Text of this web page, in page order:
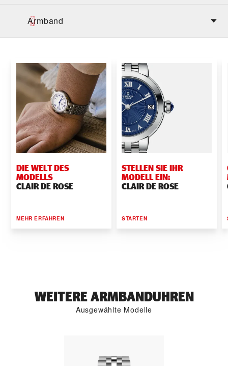
Armband
DIE WELT DES
MODELLS
CLAIR DE ROSE
MEHR ERFAHREN
STELLEN SIE IHR
MODELL EIN:
CLAIR DE ROSE
STARTEN
WEITERE ARMBANDUHREN
Ausgewählte Modelle